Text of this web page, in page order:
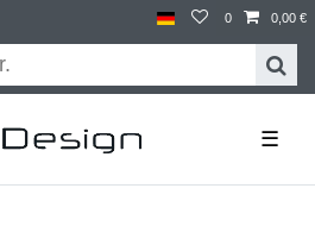
0 0,00 €
☰